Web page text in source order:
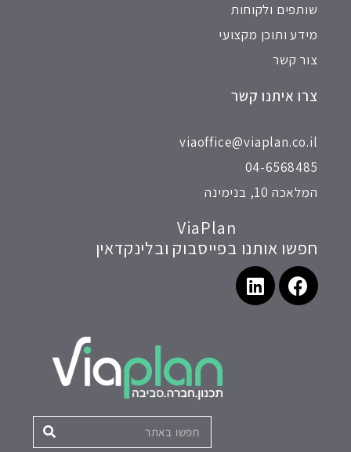
שותפים ולקוחות
מידע ותוכן מקצועי
צור קשר
צרו איתנו קשר
viaoffice@viaplan.co.il
04-6568485
המלאכה 10, בנימינה
ViaPlan
חפשו אותנו בפייסבוק ובלינקדאין